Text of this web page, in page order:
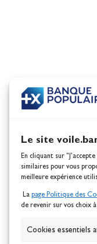
Le site
En cliquant sur
similaires pour vous
meilleure expérience
La page Politique des
de revenir sur vos choix
Cookies essentiels